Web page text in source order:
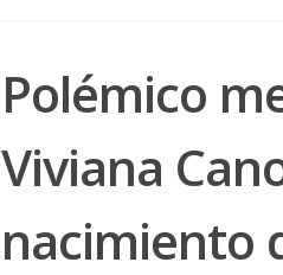
Polémico
Viviana
nacimiento